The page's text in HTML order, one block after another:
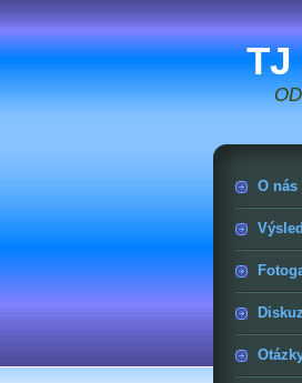
TJ
O nás